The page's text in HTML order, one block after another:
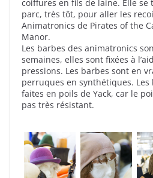
coiffures en fils de laine. Elle se
parc, très tôt, pour aller les
Animatronics de Pirates of the
Manor.
Les barbes des animatronics
semaines, elles sont fixées à
pressions. Les barbes sont en
perruques en synthétiques.
faites en poils de Yack, car le
pas très résistant.